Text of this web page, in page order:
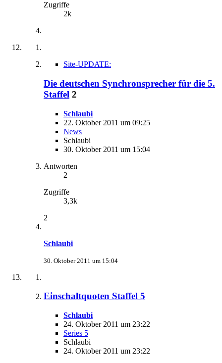
Zugriffe
2k
Site-UPDATE:
Die deutschen Synchronsprecher für die 5.
Staffel 2
Schlaubi
22. Oktober 2011 um 09:25
News
Schlaubi
30. Oktober 2011 um 15:04
Antworten
2
Zugriffe
3,3k
2
Schlaubi
30. Oktober 2011 um 15:04
Einschaltquoten Staffel 5
Schlaubi
24. Oktober 2011 um 23:22
Series 5
Schlaubi
24. Oktober 2011 um 23:22